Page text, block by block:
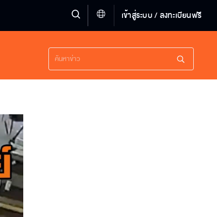
เข้าสู่ระบบ / ลงทะเบียนฟรี